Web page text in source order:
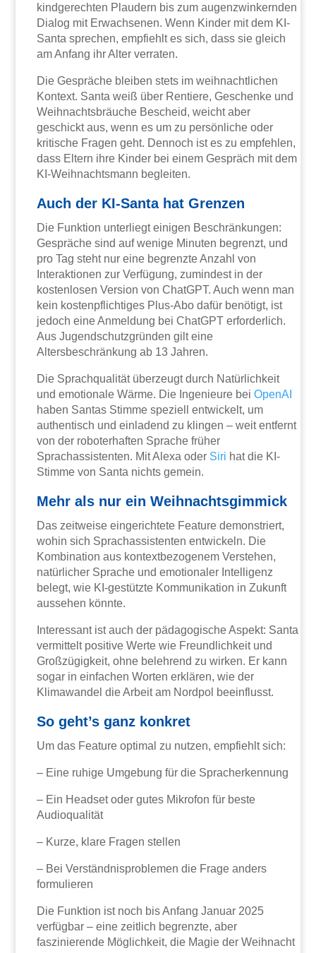
kindgerechten Plaudern bis zum augenzwinkernden
Dialog mit Erwachsenen. Wenn Kinder mit dem KI-
Santa sprechen, empfiehlt es sich, dass sie gleich
am Anfang ihr Alter verraten.
Die Gespräche bleiben stets im weihnachtlichen
Kontext. Santa weiß über Rentiere, Geschenke und
Weihnachtsbräuche Bescheid, weicht aber
geschickt aus, wenn es um zu persönliche oder
kritische Fragen geht. Dennoch ist es zu empfehlen,
dass Eltern ihre Kinder bei einem Gespräch mit dem
KI-Weihnachtsmann begleiten.
Auch der KI-Santa hat Grenzen
Die Funktion unterliegt einigen Beschränkungen:
Gespräche sind auf wenige Minuten begrenzt, und
pro Tag steht nur eine begrenzte Anzahl von
Interaktionen zur Verfügung, zumindest in der
kostenlosen Version von ChatGPT. Auch wenn man
kein kostenpflichtiges Plus-Abo dafür benötigt, ist
jedoch eine Anmeldung bei ChatGPT erforderlich.
Aus Jugendschutzgründen gilt eine
Altersbeschränkung ab 13 Jahren.
Die Sprachqualität überzeugt durch Natürlichkeit
und emotionale Wärme. Die Ingenieure beiOpenAI
haben Santas Stimme speziell entwickelt, um
authentisch und einladend zu klingen – weit entfernt
von der roboterhaften Sprache früher
Sprachassistenten. Mit Alexa oder Siri hat die KI-
Stimme von Santa nichts gemein.
Mehr als nur ein Weihnachtsgimmick
Das zeitweise eingerichtete Feature demonstriert,
wohin sich Sprachassistenten entwickeln. Die
Kombination aus kontextbezogenem Verstehen,
natürlicher Sprache und emotionaler Intelligenz
belegt, wie KI-gestützte Kommunikation in Zukunft
aussehen könnte.
Interessant ist auch der pädagogische Aspekt: Santa
vermittelt positive Werte wie Freundlichkeit und
Großzügigkeit, ohne belehrend zu wirken. Er kann
sogar in einfachen Worten erklären, wie der
Klimawandel die Arbeit am Nordpol beeinflusst.
So geht’s ganz konkret
Um das Feature optimal zu nutzen, empfiehlt sich:
– Eine ruhige Umgebung für die Spracherkennung
– Ein Headset oder gutes Mikrofon für beste
Audioqualität
– Kurze, klare Fragen stellen
– Bei Verständnisproblemen die Frage anders
formulieren
Die Funktion ist noch bis Anfang Januar 2025
verfügbar – eine zeitlich begrenzte, aber
faszinierende Möglichkeit, die Magie der Weihnacht